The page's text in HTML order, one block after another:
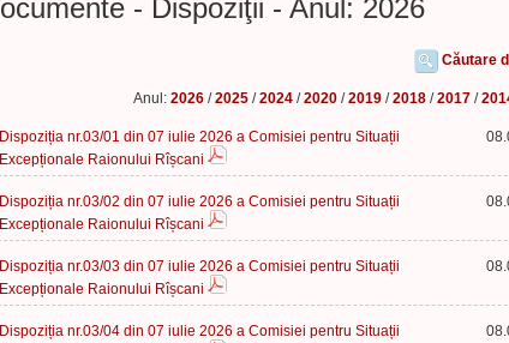
- Dispoziţii - Anul: 2026
Căutare
Anul: 2026 /2025 /2024 /2020 /2019 /2018 /2017 /
Dispoziția nr.03/01 din 07 iulie 2026 a Comisiei pentru Situații
Excepționale Raionului Rîșcani
Dispoziția nr.03/02 din 07 iulie 2026 a Comisiei pentru Situații
Excepționale Raionului Rîșcani
Dispoziția nr.03/03 din 07 iulie 2026 a Comisiei pentru Situații
Excepționale Raionului Rîșcani
Dispoziția nr.03/04 din 07 iulie 2026 a Comisiei pentru Situații